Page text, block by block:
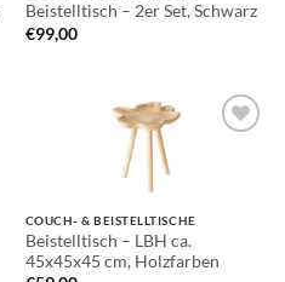
Beistelltisch – 2er Set, Schwarz
€99,00
COUCH- & BEISTELLTISCHE
Beistelltisch – LBH ca.
45x45x45 cm, Holzfarben